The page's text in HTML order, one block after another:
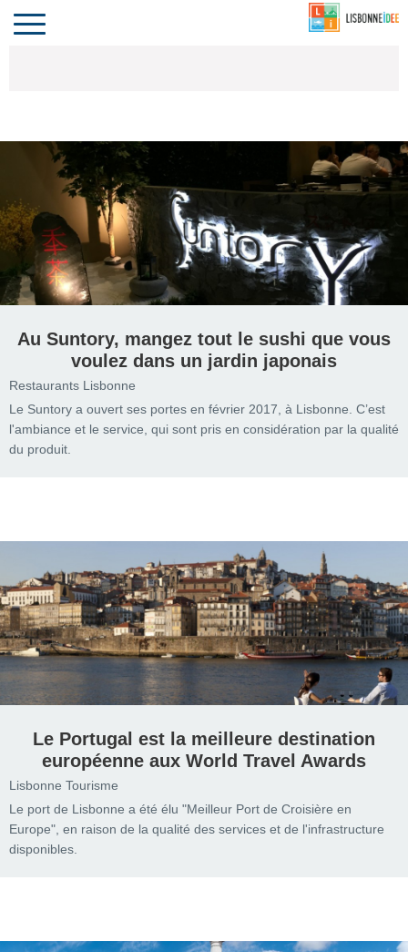
LE PORTUGAL
Toggle
navigation
Au Suntory, mangez tout le sushi que vous
voulez dans un jardin japonais
Restaurants Lisbonne
Le Suntory a ouvert ses portes en février 2017, à Lisbonne. C’est
l'ambiance et le service, qui sont pris en considération par la qualité
du produit.
Le Portugal est la meilleure destination
européenne aux World Travel Awards
Lisbonne Tourisme
Le port de Lisbonne a été élu "Meilleur Port de Croisière en
Europe", en raison de la qualité des services et de l'infrastructure
disponibles.